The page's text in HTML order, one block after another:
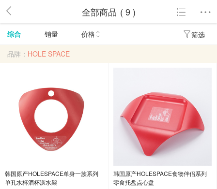
全部商品 ( 9 )
综合 销量 价格 筛选
品牌： HOLE SPACE
韩国原产HOLESPACE单身一族系列
单孔水杯酒杯沥水架
韩国原产HOLESPACE食物伴侣系列
零食托盘点心盘